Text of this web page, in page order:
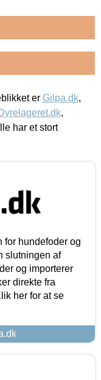
er Gilpa.dk,
,
har et stort
for hundefoder og
slutningen af
og importerer
direkte fra
her for at se